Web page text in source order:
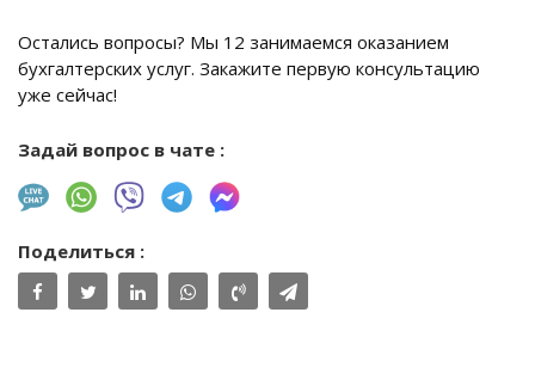
Остались вопросы? Мы 12 занимаемся оказанием
бухгалтерских услуг. Закажите первую консультацию
уже сейчас!
Задай вопрос в чате :
Поделиться :